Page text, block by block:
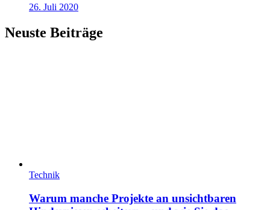
26. Juli 2020
Neuste Beiträge
Technik
Warum manche Projekte an unsichtbaren